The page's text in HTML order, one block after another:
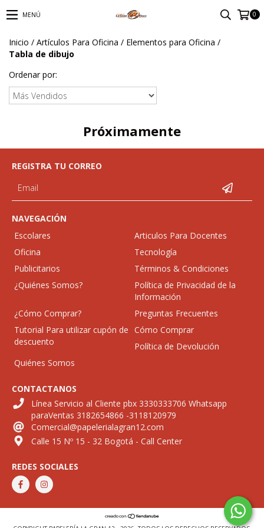
MENÚ 0
Inicio / Artículos Para Oficina / Elementos para Oficina /
Tabla de dibujo
Ordenar por:
Próximamente
REGISTRA TU CORREO
NAVEGACIÓN
Escolares
Articulos Para Docentes
Oficina
Tecnología
Publicitarios
Términos & Condiciones
¿Quiénes Somos?
Política de Privacidad de la
Información
¿Cómo Comprar?
Preguntas Frecuentes
Tutorial Para utilizar cupón de
descuento
Cómo Comprar
Política de Devolución
Quiénes Somos
CONTACTANOS
Línea Servicio al Cliente pbx 3330333706 Whatsapp
paraVentas 3182654866 -3118120979
Comercial@papelerialagran12.com
Calle 15 Nº 15 - 32 Bogotá - Call Center
REDES SOCIALES